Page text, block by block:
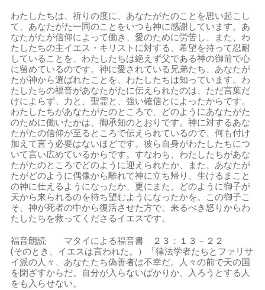
わたしたちは、祈りの度に、あなたがたのことを思い起こし
て、あなたがた一同のことをいつも神に感謝しています。あ
なたがたが信仰によって働き、愛のために労苦し、また、わ
たしたちの主イエス・キリストに対する、希望を持って忍耐
していることを、わたしたちは絶えず父である神の御前で心
に留めているのです。神に愛されている兄弟たち、あなたが
たが神から選ばれたことを、わたしたちは知っています。わ
たしたちの福音があなたがたに伝えられたのは、ただ言葉だ
けによらず、力と、聖霊と、強い確信とによったからです。
わたしたちがあなたがたのところで、どのようにあなたがた
のために働いたかは、御承知のとおりです。神に対するあな
たがたの信仰が至るところで伝えられているので、何も付け
加えて言う必要はないほどです。彼ら自身がわたしたちにつ
いて言い広めているからです。すなわち、わたしたちがあな
たがたのところでどのように迎えられたか、また、あなたが
たがどのように偶像から離れて神に立ち帰り、生けるまこと
の神に仕えるようになったか、更にまた、どのように御子が
天から来られるのを待ち望むようになったかを。この御子こ
そ、神が死者の中から復活させた方で、来るべき怒りからわ
たしたちを救ってくださるイエスです。
福音朗読 マタイによる福音書 ２３：１３－２２
(そのとき、イエスは言われた。）「律法学者たちとファリサ
イ派の人々、あなたたち偽善者は不幸だ。人々の前で天の国
を閉ざすからだ。自分が入らないばかりか、入ろうとする人
をも入らせない。